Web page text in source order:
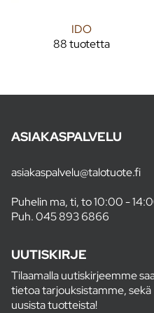
IDO
88 tuotetta
ASIAKASPALVELU
asiakaspalvelu@talotuote.fi
Puhelin ma, ti, to 10:00 -
Puh.045 893 6866
UUTISKIRJE
Tilaamalla uutiskirjeemme
tietoa tarjouksistamme, sekä
uusista tuotteista!